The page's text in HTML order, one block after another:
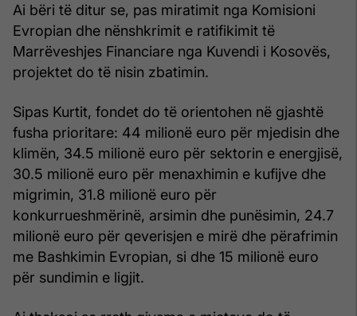
Ai bëri të ditur se, pas miratimit nga Komisioni
Evropian dhe nënshkrimit e ratifikimit të
Marrëveshjes Financiare nga Kuvendi i Kosovës,
projektet do të nisin zbatimin.
Sipas Kurtit, fondet do të orientohen në gjashtë
fusha prioritare: 44 milionë euro për mjedisin dhe
klimën, 34.5 milionë euro për sektorin e energjisë,
30.5 milionë euro për menaxhimin e kufijve dhe
migrimin, 31.8 milionë euro për
konkurrueshmërinë, arsimin dhe punësimin, 24.7
milionë euro për qeverisjen e mirë dhe përafrimin
me Bashkimin Evropian, si dhe 15 milionë euro
për sundimin e ligjit.